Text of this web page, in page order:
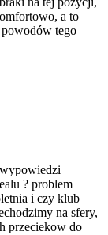
a to
powodów tego
? problem
i czy klub
na sfery,
przeciekow do